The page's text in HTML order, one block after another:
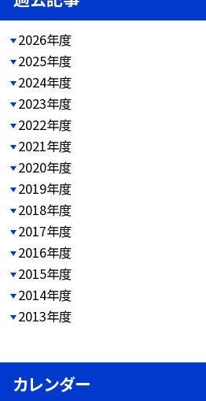
2026年度
2025年度
2024年度
2023年度
2022年度
2021年度
2020年度
2019年度
2018年度
2017年度
2016年度
2015年度
2014年度
2013年度
カレンダー